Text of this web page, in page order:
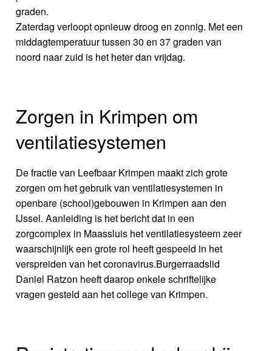
graden.
Zaterdag verloopt opnieuw droog en zonnig. Met een
middagtemperatuur tussen 30 en 37 graden van
noord naar zuid is het heter dan vrijdag.
Zorgen in Krimpen om
ventilatiesystemen
De fractie van Leefbaar Krimpen maakt zich grote
zorgen om het gebruik van ventilatiesystemen in
openbare (school)gebouwen in Krimpen aan den
IJssel. Aanleiding is het bericht dat in een
zorgcomplex in Maassluis het ventilatiesysteem zeer
waarschijnlijk een grote rol heeft gespeeld in het
verspreiden van het coronavirus.Burgerraadslid
Daniel Ratzon heeft daarop enkele schriftelijke
vragen gesteld aan het college van Krimpen.